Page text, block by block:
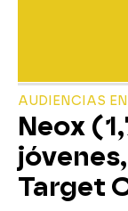
AUDIENCIAS
Neox
Target